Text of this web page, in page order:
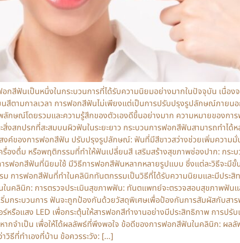
สีฟันเป็นหนึ่งในกระบวนการที่ได้รับความนิยมอย่างมากในปัจจุบัน เนื่อง
ตามกาลเวลา การฟอกสีฟันไม่เพียงแต่เป็นการปรับปรุงรูปลักษณ์ภายน
ลักษณ์โดยรวมและความรู้สึกของตัวเองดีขึ้นอย่างมาก ความหมายของ
งสกปรกที่สะสมบนผิวฟันในระยะยาว กระบวนการฟอกสีฟันสามารถทำไ
ของการฟอกสีฟัน ปรับปรุงรูปลักษณ์: ฟันที่มีสีขาวสว่างช่วยเพิ่มความมั่น
องดื่ม หรือพฤติกรรมที่ทำให้ฟันเปลี่ยนสี เสริมสร้างสุขภาพช่องปาก: กร
รฟอกสีฟันที่นิยมใช้ มีวิธีการฟอกสีฟันหลากหลายรูปแบบ ซึ่งแต่ละวิธีจะมี
ารฟอกสีฟันที่ทำในคลินิกทันตกรรมเป็นวิธีที่ได้รับความนิยมและมีประสิ
คลินิก: การตรวจประเมินสุขภาพฟัน: ทันตแพทย์จะตรวจสอบสุขภาพฟันแ
มกระบวนการ ฟันจะถูกป้องกันด้วยวัสดุพิเศษเพื่อป้องกันการสัมผัสกับสา
รือแสง LED เพื่อกระตุ้นให้สารฟอกสีทำงานอย่างมีประสิทธิภาพ การปรั
กจำเป็น เพื่อให้ได้ผลลัพธ์ที่พึงพอใจ ข้อดีของการฟอกสีฟันในคลินิก: ผลลั
ธีที่ทำเองที่บ้าน ข้อควรระวัง: […]